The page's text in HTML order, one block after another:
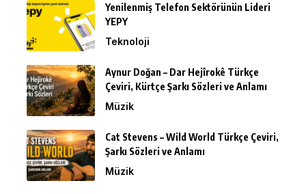
Yenilenmiş Telefon Sektörünün Lideri
YEPY
Teknoloji
Aynur Doğan – Dar Hejîrokê Türkçe
Çeviri, Kürtçe Şarkı Sözleri ve Anlamı
Müzik
Cat Stevens – Wild World Türkçe Çeviri,
Şarkı Sözleri ve Anlamı
Müzik